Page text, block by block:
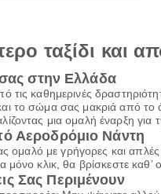
ταξίδι και
σας στην Ελλάδα
τις καθημερινές
το σώμα σας μακριά από το
μια ομαλή έναρξη
Αεροδρόμιο Νάντη
ομαλό με γρήγορες και
μόνο κλικ, θα βρίσκεστε
Σας Περιμένουν